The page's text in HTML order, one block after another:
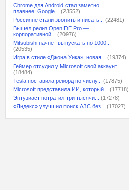
Chrome для Android стал заметно
плавнее: Google...
(23552)
Россияне стали звонить и писать...
(22481)
Вышел релиз OpenIDE Pro —
корпоративной...
(20976)
Mitsubishi начнёт выпускать по 1000...
(20535)
Игра в стиле «Джона Уика», новая...
(19374)
Геймер отсудил у Microsoft свой аккаунт...
(18484)
Tesla поставила рекорд по числу...
(17875)
Microsoft представила ИИ, который...
(17718)
Энтузиаст потратил три тысячи...
(17278)
«Яндекс» улучшил поиск АЗС без...
(17027)